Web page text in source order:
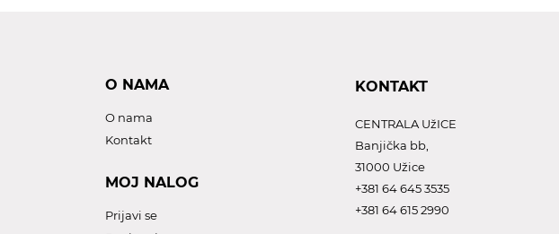
O NAMA
O nama
Kontakt
MOJ NALOG
Prijavi se
KONTAKT
CENTRALA UžICE
Banjička bb,
31000 Užice
+381 64 645 3535
+381 64 615 2990